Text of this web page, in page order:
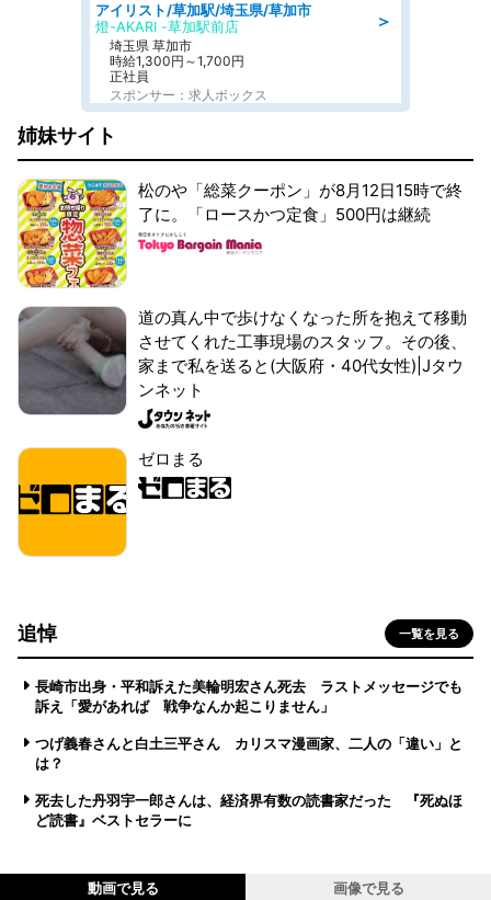
＞
アイリスト/草加駅/埼玉県/草加市
燈-AKARI -草加駅前店
埼玉県 草加市
時給1,300円～1,700円
正社員
スポンサー：求人ボックス
姉妹サイト
松のや「総菜クーポン」が8月12日15時で終
了に。「ロースかつ定食」500円は継続
道の真ん中で歩けなくなった所を抱えて移動
させてくれた工事現場のスタッフ。その後、
家まで私を送ると(大阪府・40代女性)|Jタウ
ンネット
ゼロまる
追悼 一覧を見る
長崎市出身・平和訴えた美輪明宏さん死去 ラストメッセージでも
訴え「愛があれば 戦争なんか起こりません」
つげ義春さんと白土三平さん カリスマ漫画家、二人の「違い」と
は？
死去した丹羽宇一郎さんは、経済界有数の読書家だった 『死ぬほ
ど読書』ベストセラーに
動画で見る 画像で見る